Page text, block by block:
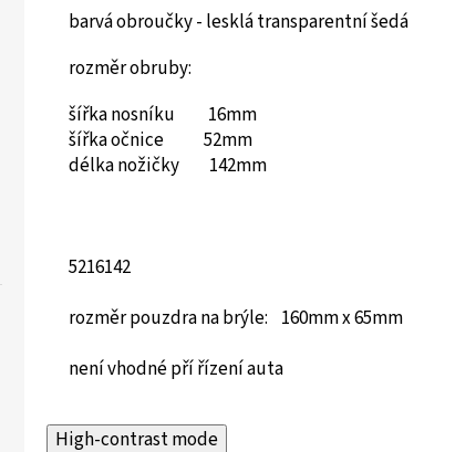
barvá obroučky - lesklá transparentní šedá
rozměr obruby:
šířka nosníku 16mm
šířka očnice 52mm
délka nožičky 142mm
5216142
rozměr pouzdra na brýle: 160mm x 65mm
není vhodné pří řízení auta
High-contrast mode